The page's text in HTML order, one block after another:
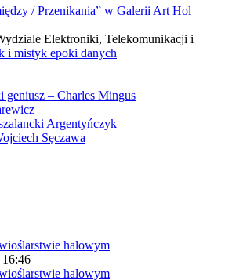
/ Przenikania” w Galerii Art Hol
Elektroniki, Telekomunikacji i
i mistyk epoki danych
geniusz – Charles Mingus
Argentyńczyk
Sęczawa
16:46